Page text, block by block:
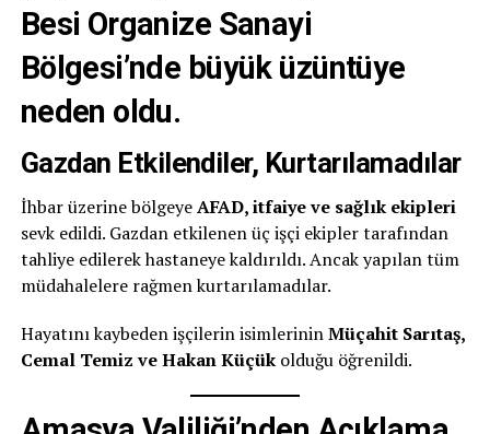
Besi Organize Sanayi
Bölgesi’nde büyük üzüntüye
neden oldu.
Gazdan Etkilendiler, Kurtarılamadılar
İhbar üzerine bölgeyeAFAD, itfaiye ve sağlık ekipleri
sevk edildi. Gazdan etkilenen üç işçi ekipler tarafından
tahliye edilerek hastaneye kaldırıldı. Ancak yapılan tüm
müdahalelere rağmen kurtarılamadılar.
Hayatını kaybeden işçilerin isimlerininMüçahit Sarıtaş,
Cemal Temiz ve Hakan Küçükolduğu öğrenildi.